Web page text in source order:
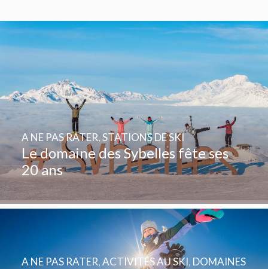
Le domaine des Sybelles fête ses
20 ans
A NE PAS RATER,STATIONS DE SKI
A NE PAS RATER,ACTIVITÉS AU SKI, DOMAINES